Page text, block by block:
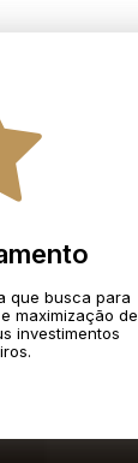
que busca para
maximização de
investimentos